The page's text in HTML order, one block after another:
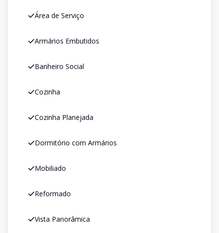
Área de Serviço
Armários Embutidos
Banheiro Social
Cozinha
Cozinha Planejada
Dormitório com Armários
Mobiliado
Reformado
Vista Panorâmica